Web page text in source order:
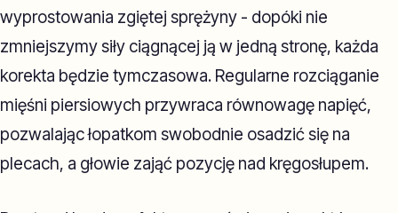
wyprostowania zgiętej sprężyny - dopóki nie
zmniejszymy siły ciągnącej ją w jedną stronę, każda
korekta będzie tymczasowa. Regularne rozciąganie
mięśni piersiowych przywraca równowagę napięć,
pozwalając łopatkom swobodnie osadzić się na
plecach, a głowie zająć pozycję nad kręgosłupem.